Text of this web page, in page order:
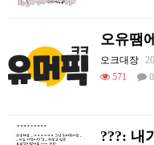
오유땜
오크대장
571
0